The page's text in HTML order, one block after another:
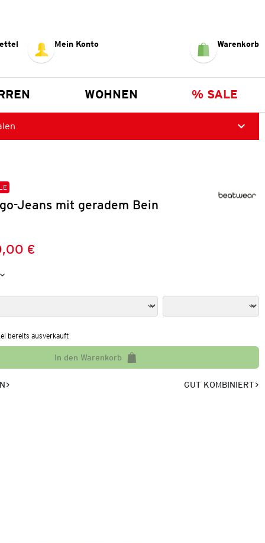
Mein Konto Warenkorb
WOHNEN % SALE
Jeans mit geradem Bein
€
bereits ausverkauft
In den Warenkorb
GUT KOMBINIERT